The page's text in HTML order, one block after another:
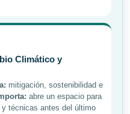
Climático y
mitigación, sostenibilidad e
abre un espacio para
técnicas antes del último